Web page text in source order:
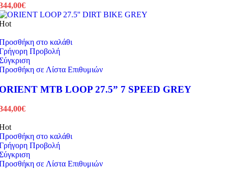
€
στο καλάθι
Προβολή
σε Λίστα Επιθυμιών
MTB LOOP 27.5” 7 SPEED GREY
€
στο καλάθι
Προβολή
σε Λίστα Επιθυμιών